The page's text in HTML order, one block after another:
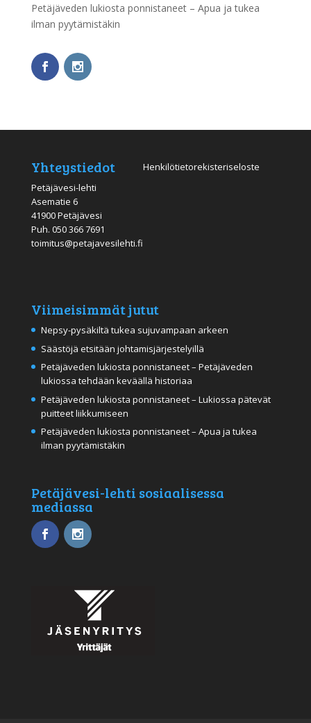
Petäjäveden lukiosta ponnistaneet – Apua ja tukea
ilman pyytämistäkin
Yhteystiedot
Petäjävesi-lehti
Asematie 6
41900 Petäjävesi
Puh. 050 366 7691
toimitus@petajavesilehti.fi
Henkilötietorekisteriseloste
Viimeisimmät jutut
Nepsy-pysäkiltä tukea sujuvampaan arkeen
Säästöjä etsitään johtamisjärjestelyillä
Petäjäveden lukiosta ponnistaneet – Petäjäveden
lukiossa tehdään keväällä historiaa
Petäjäveden lukiosta ponnistaneet – Lukiossa pätevät
puitteet liikkumiseen
Petäjäveden lukiosta ponnistaneet – Apua ja tukea
ilman pyytämistäkin
Petäjävesi-lehti sosiaalisessa
mediassa